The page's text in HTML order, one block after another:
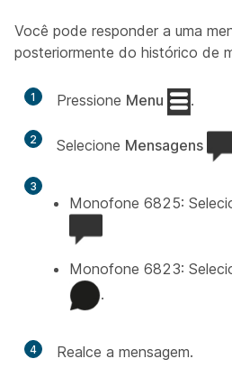
Você pode responder a uma
posteriormente do histórico de
1 Pressione Menu .
2 Selecione Mensagens
3
Monofone 6825:
Monofone 6823:
.
4 Realce a mensagem.